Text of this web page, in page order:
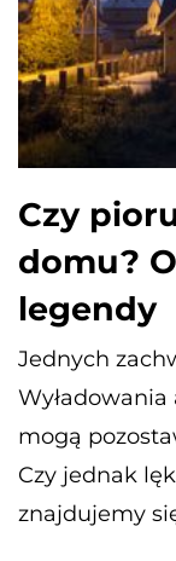
Czy
domu?
legendy
Jednych
mogą
Czy jednak
znajdujemy